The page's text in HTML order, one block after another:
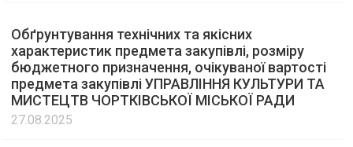
Обґрунтування технічних та якісних
характеристик предмета закупівлі, розміру
бюджетного призначення, очікуваної вартості
предмета закупівлі УПРАВЛІННЯ КУЛЬТУРИ ТА
МИСТЕЦТВ ЧОРТКІВСЬКОЇ МІСЬКОЇ РАДИ
27.08.2025